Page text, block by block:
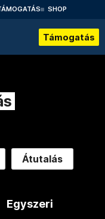
SHOP
Támogatás
Átutalás
Egyszeri